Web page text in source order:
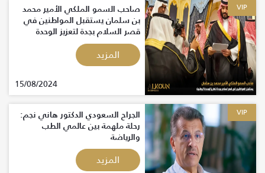
VIP صاحب السمو الملكي الأمير محمد
بن سلمان يستقبل المواطنين في
قصر السلام بجدة لتعزيز الوحدة
الوطنية
المزيد
15/08/2024
VIP الجراح السعودي الدكتور هاني نجم:
رحلة ملهمة بين عالمي الطب
والرياضة
المزيد